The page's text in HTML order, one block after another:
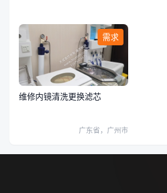
需求
维修内镜清洗更换滤芯
广东省，广州市